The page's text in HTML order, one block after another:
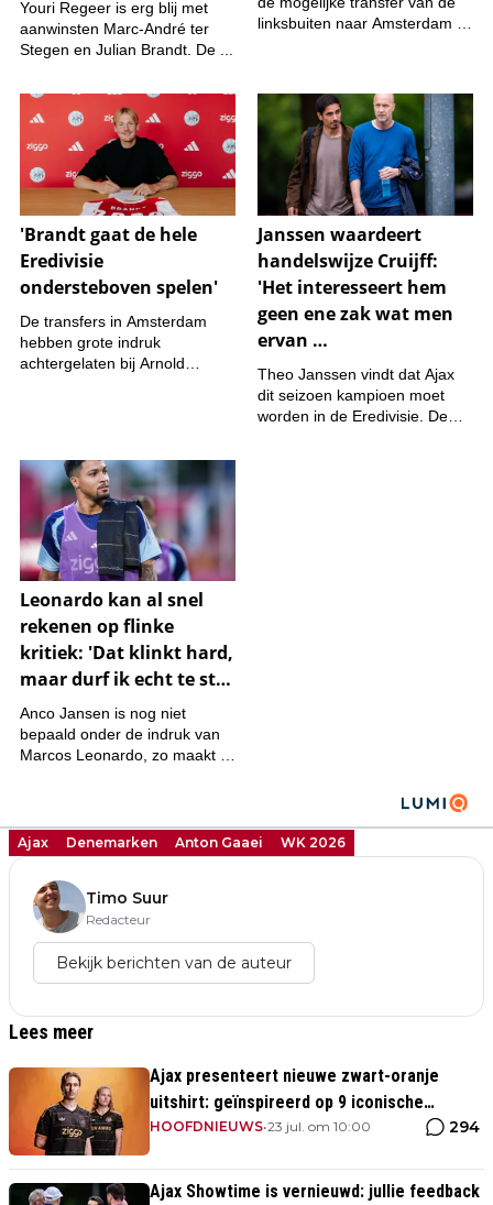
Ajax Denemarken Anton Gaaei WK 2026
Timo Suur
Redacteur
Bekijk berichten van de auteur
Lees meer
Ajax presenteert nieuwe zwart-oranje
uitshirt: geïnspireerd op 9 iconische
momenten uit clubhistorie
HOOFDNIEUWS•23 jul. om 10:00 294
Ajax Showtime is vernieuwd: jullie feedback